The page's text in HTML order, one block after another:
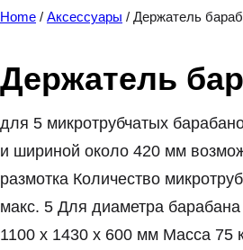
Home / Аксессуары / Держатель
Держатель
для 5 микротрубчатых
и шириной около 420 мм
размотка Количество
макс. 5 Для диаметра
1100 х 1430 х 600 мм Масса 75